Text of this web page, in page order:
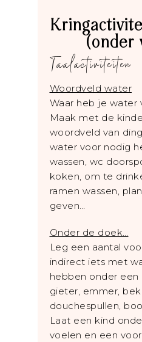
(onder
Taalactiviteiten
Woordveld water
Waar heb je water
Maak met de
woordveld van
water voor nodig
wassen, wc
koken, om te
ramen wassen,
geven…
Onder de doek…
Leg een aantal
indirect iets met
hebben onder een
gieter, emmer,
douchespullen,
Laat een kind
voelen en een